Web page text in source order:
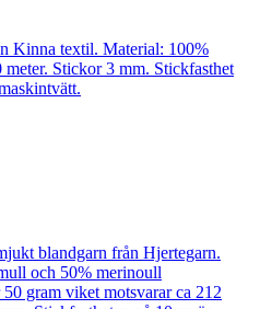
Kinna textil. Material: 100%
Stickor 3 mm. Stickfasthet
blandgarn från Hjertegarn.
och 50% merinoull
gram viket motsvarar ca 212